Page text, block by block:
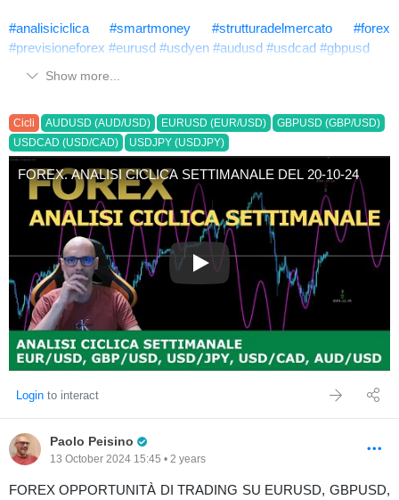
#analisiciclica #smartmoney #strutturadelmercato
#forex
#previsioneforex #eurusd #usdyen #audusd #usdcad #gbpusd
Show more...
Cicli AUDUSD (AUD/USD) EURUSD (EUR/USD)
GBPUSD (GBP/USD)
USDCAD (USD/CAD)
USDJPY (USDJPY)
FOREX. ANALISI CICLICA SETTIMANALE DEL 20-10-24
FOREX. ANALISI CICLICA
Login to interact
Paolo Peisino
13 October 2024 15:45 • 2 years
FOREX OPPORTUNITÀ DI TRADING SU EURUSD, GBPUSD,